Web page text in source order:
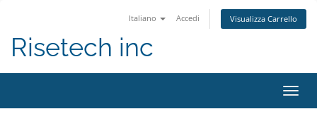
Italiano Accedi Visualizza Carrello
Risetech inc
Attiva